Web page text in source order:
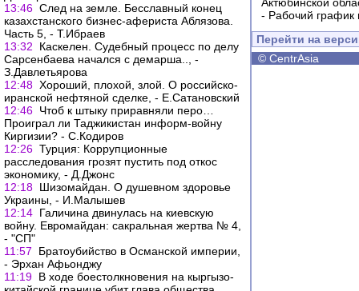
13:46 След на земле. Бесславный конец
казахстанского бизнес-афериста Аблязова.
Часть 5, - Т.Ибраев
13:32
Каскелен. Судебный процесс по делу
Сарсенбаева начался с демарша.., -
З.Давлетьярова
12:48 Хороший, плохой, злой. О российско-
иранской нефтяной сделке, - Е.Сатановский
12:46 Чтоб к штыку приравняли перо…
Проиграл ли Таджикистан информ-войну
Киргизии? - С.Кодиров
12:26 Турция: Коррупционные
расследования грозят пустить под откос
экономику, - Д.Джонс
12:18 Шизомайдан. О душевном здоровье
Украины, - И.Малышев
12:14 Галичина двинулась на киевскую
войну. Евромайдан: сакральная жертва № 4,
- "СП"
11:57
Братоубийство в Османской империи,
- Эрхан Афьонджу
11:19 В ходе боестолкновения на кыргызо-
- Рабочий график
Перейти на
© CentrAsia